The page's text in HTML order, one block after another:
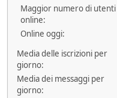
Maggior numero di utenti
online:
Online oggi:
Media delle iscrizioni per
giorno:
Media dei messaggi per
giorno: